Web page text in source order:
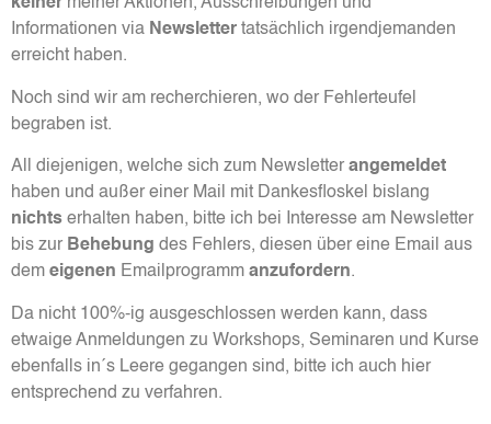
keiner meiner Aktionen, Ausschreibungen und
Informationen via Newsletter tatsächlich irgendjemanden
erreicht haben.
Noch sind wir am recherchieren, wo der Fehlerteufel
begraben ist.
All diejenigen, welche sich zum Newsletter angemeldet
haben und außer einer Mail mit Dankesfloskel bislang
nichts erhalten haben, bitte ich bei Interesse am Newsletter
bis zur Behebung des Fehlers, diesen über eine Email aus
dem eigenen Emailprogramm anzufordern.
Da nicht 100%-ig ausgeschlossen werden kann, dass
etwaige Anmeldungen zu Workshops, Seminaren und Kurse
ebenfalls in´s Leere gegangen sind, bitte ich auch hier
entsprechend zu verfahren.